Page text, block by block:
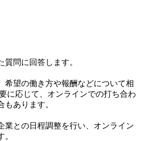
質問に回答します。
希望の働き方や報酬などについて相
に応じて、オンラインでの打ち合わ
もあります。
業との日程調整を行い、オンライン